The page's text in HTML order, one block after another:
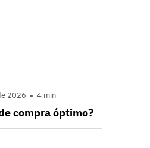
2026 4 min
compra óptimo?